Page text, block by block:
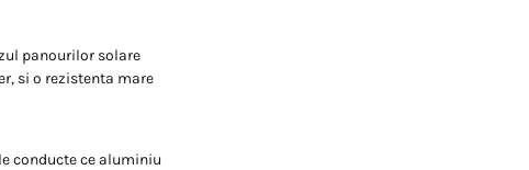
panourilor solare
si o rezistenta mare
conducte ce aluminiu